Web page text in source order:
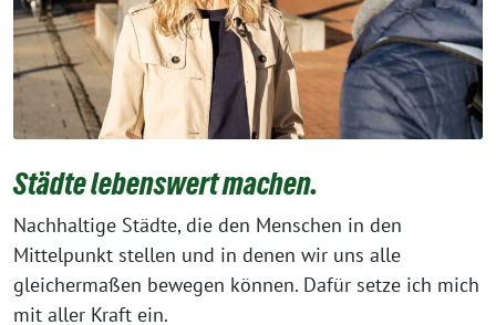
Städte lebenswert machen.
Nachhaltige Städte, die den Menschen in den
Mittelpunkt stellen und in denen wir uns alle
gleichermaßen bewegen können. Dafür setze ich mich
mit aller Kraft ein.